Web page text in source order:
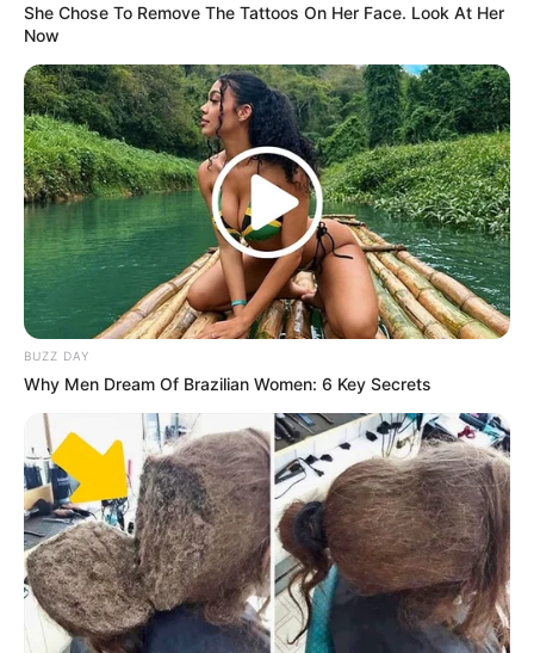
LIHAT ARTIKEL LAINNYA
Laras Kinanda Nyimas Ratu Rafa
She Chose To Remove The Tattoos On Her Face. Look At Her
Now
BUZZ DAY
Why Men Dream Of Brazilian Women: 6 Key Secrets